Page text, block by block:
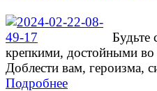
Будьте
крепкими, достойными
Доблести вам, героизма,
Подробнее